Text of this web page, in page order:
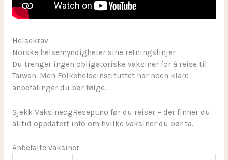
Helsekrav
Norske helsemyndigheter sine retningslinjer
Du trenger ingen obligatoriske vaksiner for å reise til
Taiwan. Men Folkehelseinstituttet har noen klare
anbefalinger du bør følge.
Sjekk VaksineogResept.no før du reiser – der finner du
alltid oppdatert info om hvilke vaksiner du bør ta.
Anbefalte vaksiner